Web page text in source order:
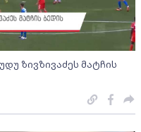
ზივზივაძეს მატჩის